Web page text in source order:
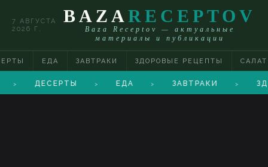
7 АВГУСТА
2026 Г.
BAZA RECEPTOV
Baza Receptov — актуальные
материалы и публикации
ЕДА ЗАВТРАКИ ЗДОРОВЫЕ РЕЦЕПТЫ
> ДЕСЕРТЫ > ЕДА > ЗАВТРАКИ >